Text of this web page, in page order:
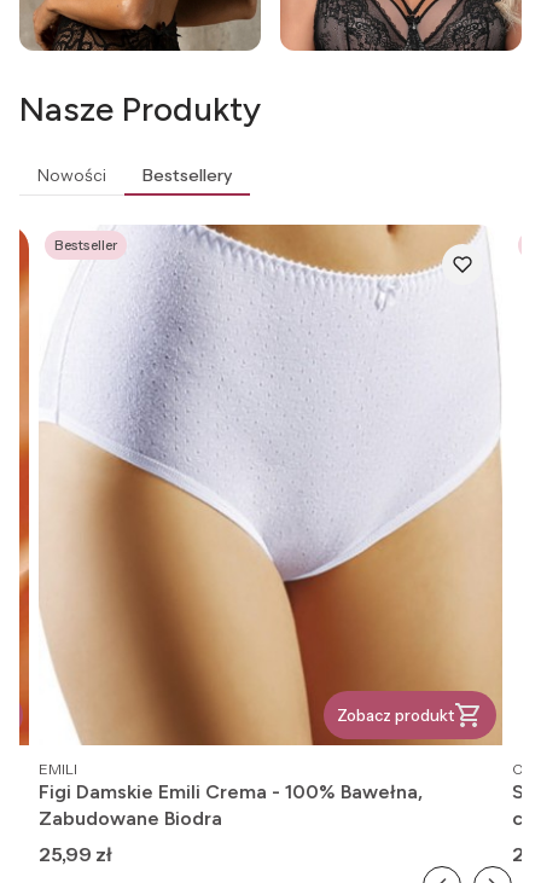
Nasze Produkty
Nowości Bestsellery
Bestseller
Zobacz produkt
PRODUCENT
EMILI
Figi Damskie Emili Crema - 100% Bawełna,
Zabudowane Biodra
Cena
25,99 zł